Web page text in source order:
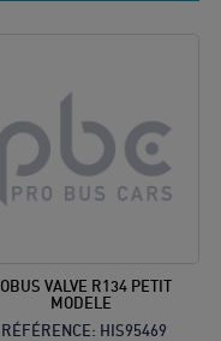
OBUS VALVE R134 PETIT
MODELE
RÉFÉRENCE: HIS95469